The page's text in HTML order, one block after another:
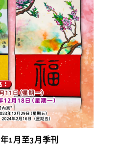
1月至3月季刊